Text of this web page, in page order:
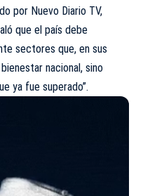
por Nuevo Diario TV,
que el país debe
sectores que, en sus
nacional, sino
ya fue superado”.